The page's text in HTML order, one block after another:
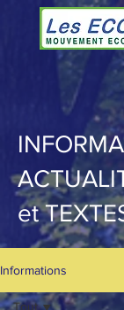
et
Informations
Tout